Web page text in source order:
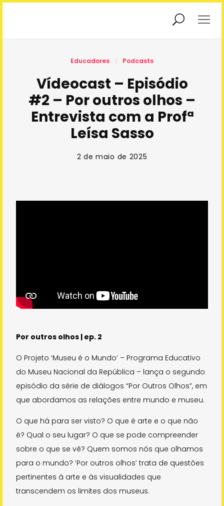
Educadores
Educação
Patrimonial
Interatividade
Sobre o IBC
Educadores Podcasts
Vídeocast – Episódio
#2 – Por outros olhos –
Entrevista com a Profª
Leísa Sasso
2 de maio de 2025
Por outros olhos | ep. 2
O Projeto ‘Museu é o Mundo’ – Programa Educativo
do Museu Nacional da República – lança o segundo
episódio da série de diálogos “Por Outros Olhos”, em
que abordamos as relações entre mundo e museu.
O que há para ser visto? O que é arte e o que não
é? Qual o seu lugar? O que se pode compreender
sobre o que se vê? Quem somos nós que olhamos
para o mundo? ‘Por outros olhos’ trata de questões
pertinentes à arte e às visualidades que
transcendem os limites dos museus.